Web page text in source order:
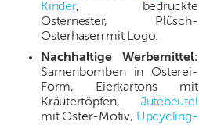
Kinder, bedruckte
Osternester, Plüsch-
Osterhasen mit Logo.
Nachhaltige Werbemittel:
Samenbomben in Osterei-
Form, Eierkartons mit
Kräutertöpfen, Jutebeutel
mit Oster-Motiv, Upcycling-